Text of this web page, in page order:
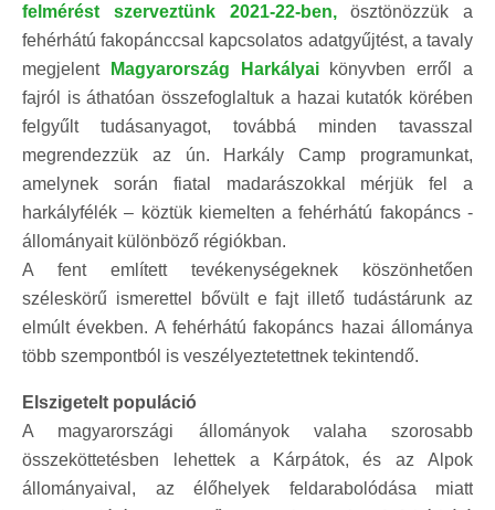
felmérést szerveztünk 2021-22-ben,ösztönözzük a
fehérhátú fakopánccsal kapcsolatos adatgyűjtést, a tavaly
megjelent
Magyarország Harkályaikönyvben erről a
fajról is áthatóan összefoglaltuk a hazai kutatók körében
felgyűlt tudásanyagot, továbbá minden tavasszal
megrendezzük az ún. Harkály Camp programunkat,
amelynek során fiatal madarászokkal mérjük fel a
harkályfélék – köztük kiemelten a fehérhátú fakopáncs -
állományait különböző régiókban.
A fent említett tevékenységeknek köszönhetően
széleskörű ismerettel bővült e fajt illető tudástárunk az
elmúlt években. A fehérhátú fakopáncs hazai állománya
több szempontból is veszélyeztetettnek tekintendő.
Elszigetelt populáció
A magyarországi állományok valaha szorosabb
összeköttetésben lehettek a Kárpátok, és az Alpok
állományaival, az élőhelyek feldarabolódása miatt